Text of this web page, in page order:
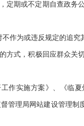
期或不定期自查政务
作为或违反规定的追究
的方式 ，积极回应群众关
作实施方案》、《临夏
管理局 网站建设管理制